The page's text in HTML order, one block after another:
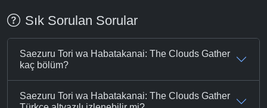
Sık Sorulan Sorular
Saezuru Tori wa Habatakanai: The Clouds Gather
kaç bölüm?
Saezuru Tori wa Habatakanai: The Clouds Gather